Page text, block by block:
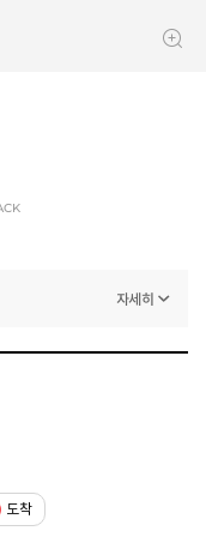
자세히
있을 수 있습니다.
도착